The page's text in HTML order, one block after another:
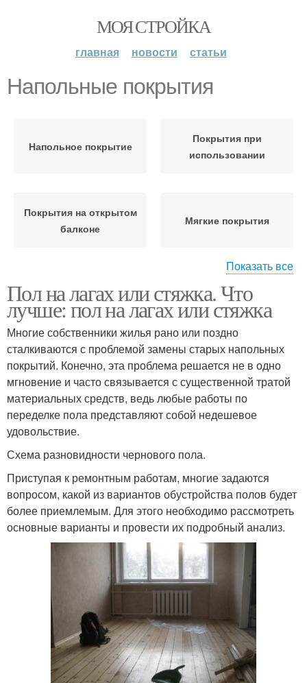
МОЯ СТРОЙКА
главная новости статьи
Напольные покрытия
Напольное покрытие
Покрытия при
использовании
Покрытия на открытом
балконе
Мягкие покрытия
Покрытия на балконе Покрытия для балкона
Покрытие для
открытого балкона
Покрытия на лагах
Показать все
Пол на лагах или стяжка. Что
лучше: пол на лагах или стяжка
Многие собственники жилья рано или поздно
сталкиваются с проблемой замены старых напольных
покрытий. Конечно, эта проблема решается не в одно
мгновение и часто связывается с существенной тратой
материальных средств, ведь любые работы по
переделке пола представляют собой недешевое
удовольствие.
Схема разновидности чернового пола.
Приступая к ремонтным работам, многие задаются
вопросом, какой из вариантов обустройства полов будет
более приемлемым. Для этого необходимо рассмотреть
основные варианты и провести их подробный анализ.